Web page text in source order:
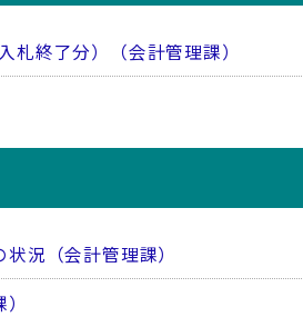
終了分）（会計管理課）
況（会計管理課）